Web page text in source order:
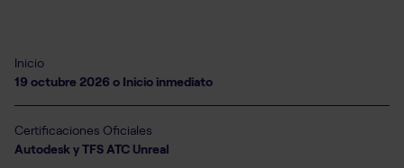
Inicio
19 octubre 2026 o Inicio inmediato
Certificaciones Oficiales
Autodesk y TFS ATC Unreal